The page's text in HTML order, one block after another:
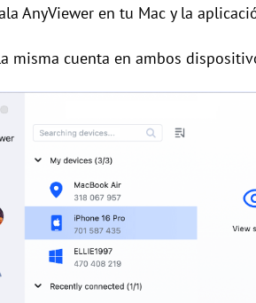
AnyViewer en tu Mac y la
misma cuenta en ambos